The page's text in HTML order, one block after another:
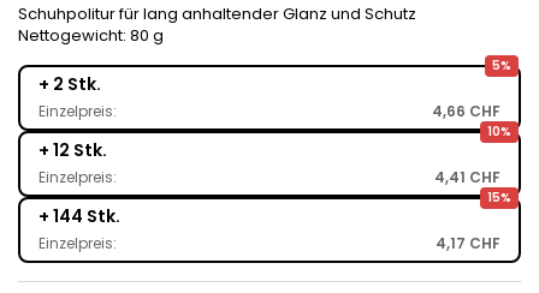
Schuhpolitur für lang anhaltender Glanz und Schutz
Nettogewicht: 80 g
5%
+ 2 Stk.
Einzelpreis: 4,66 CHF
10%
+ 12 Stk.
Einzelpreis: 4,41 CHF
15%
+ 144 Stk.
Einzelpreis: 4,17 CHF